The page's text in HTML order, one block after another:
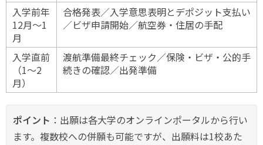
入学前年
12月〜1
月
合格発表／入学意思表明とデポジット支払い
／ビザ申請開始／航空券・住居の手配
入学直前
（1〜2
月）
渡航準備最終チェック／保険・ビザ・公的手
続きの確認／出発準備
ポイント ：出願は各大学のオンラインポータルから行い
ます。複数校への併願も可能ですが、出願料は1校あた